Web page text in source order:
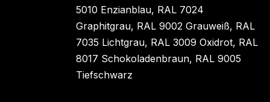
5010 Enzianblau, RAL 7024
Graphitgrau, RAL 9002 Grauweiß, RAL
7035 Lichtgrau, RAL 3009 Oxidrot, RAL
8017 Schokoladenbraun, RAL 9005
Tiefschwarz